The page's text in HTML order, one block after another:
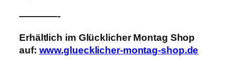
————-
Erhältlich im Glücklicher Montag Shop
auf: www.gluecklicher-montag-shop.de